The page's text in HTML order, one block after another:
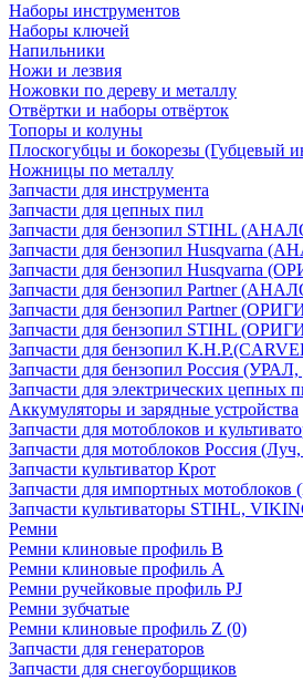
Наборы инструментов
Наборы ключей
Напильники
Ножи и лезвия
Ножовки по дереву и металлу
Отвёртки и наборы отвёрток
Топоры и колуны
Плоскогубцы и бокорезы (Губцевый
Ножницы по металлу
Запчасти для инструмента
Запчасти для цепных пил
Запчасти для бензопил STIHL
Запчасти для бензопил Husqvarna
Запчасти для бензопил Husqvarna
Запчасти для бензопил Partner
Запчасти для бензопил Partner
Запчасти для бензопил STIHL
Запчасти для бензопил
Запчасти для бензопил Россия
Запчасти для электрических цепных
Аккумуляторы и зарядные устройства
Запчасти для мотоблоков и
Запчасти для мотоблоков Россия
Запчасти культиватор Крот
Запчасти для импортных
Запчасти культиваторы STIHL,
Ремни
Ремни клиновые профиль B
Ремни клиновые профиль А
Ремни ручейковые профиль PJ
Ремни зубчатые
Ремни клиновые профиль Z (0)
Запчасти для генераторов
Запчасти для снегоуборщиков